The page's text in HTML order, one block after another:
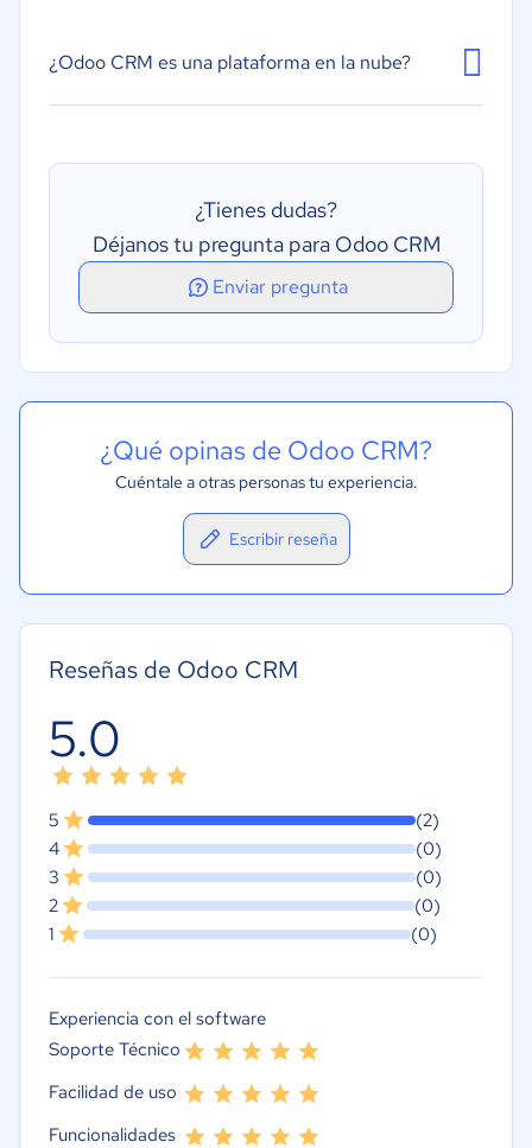
Marketing por correo electrónico
Sistema de calendarios o recordatorios
Segmentación
¿Odoo CRM es una plataforma en la nube?
¿Tienes dudas?
Déjanos tu pregunta para Odoo CRM
Enviar pregunta
¿Qué opinas de Odoo CRM?
Cuéntale a otras personas tu experiencia.
Escribir reseña
Reseñas de Odoo CRM
5.0
5
(2)
4
(0)
3
(0)
2
(0)
1
(0)
Experiencia con el software
Soporte Técnico
Facilidad de uso
Funcionalidades